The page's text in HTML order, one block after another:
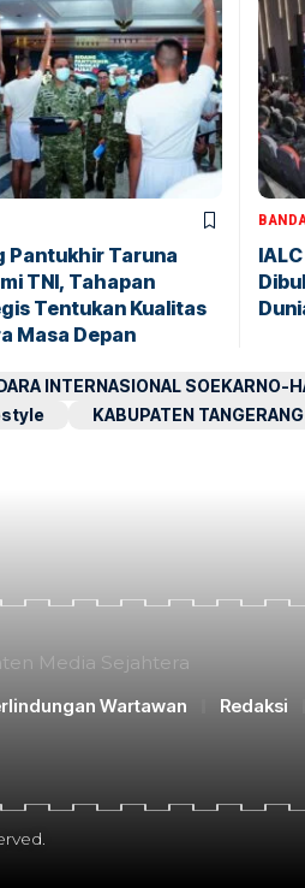
Pantukhir Taruna
TNI, Tahapan
Tentukan Kualitas
Masa Depan
INTERNASIONAL SOEKARNO-
KABUPATEN TANGERANG
Media Sejahtera
Wartawan Redaksi